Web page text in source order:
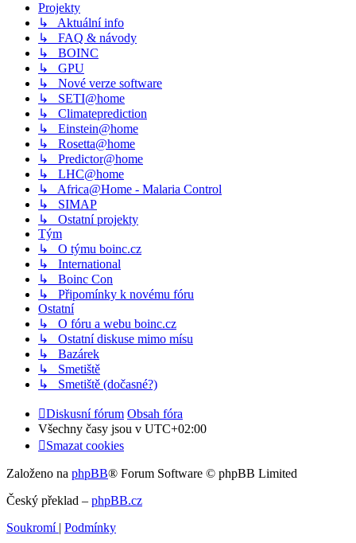
Projekty
↳ Aktuální info
↳ FAQ & návody
↳ BOINC
↳ GPU
↳ Nové verze software
↳ SETI@home
↳ Climateprediction
↳ Einstein@home
↳ Rosetta@home
↳ Predictor@home
↳ LHC@home
↳ Africa@Home - Malaria Control
↳ SIMAP
↳ Ostatní projekty
Tým
↳ O týmu boinc.cz
↳ International
↳ Boinc Con
↳ Připomínky k novému fóru
Ostatní
↳ O fóru a webu boinc.cz
↳ Ostatní diskuse mimo mísu
↳ Bazárek
↳ Smetiště
↳ Smetiště (dočasné?)
Diskusní fórum Obsah fóra
Všechny časy jsou v UTC+02:00
Smazat cookies
Založeno na phpBB® Forum Software © phpBB Limited
Český překlad – phpBB.cz
Soukromí | Podmínky